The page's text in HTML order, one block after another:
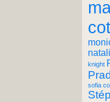
knight
sofia